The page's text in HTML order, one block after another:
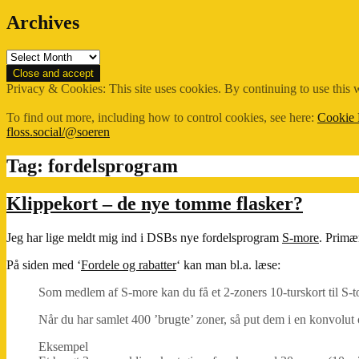
Archives
Archives
Privacy & Cookies: This site uses cookies. By continuing to use this
To find out more, including how to control cookies, see here: Cookie
floss.social/@soeren
Tag: fordelsprogram
Klippekort – de nye tomme flasker?
Jeg har lige meldt mig ind i DSBs nye fordelsprogram S-more.
På siden med ‘Fordele og rabatter‘ kan man bl.a. læse:
Som medlem af S-more kan du få et 2-zoners 10-turskort til
Når du har samlet 400 ’brugte’ zoner, så put dem i en
Eksempel